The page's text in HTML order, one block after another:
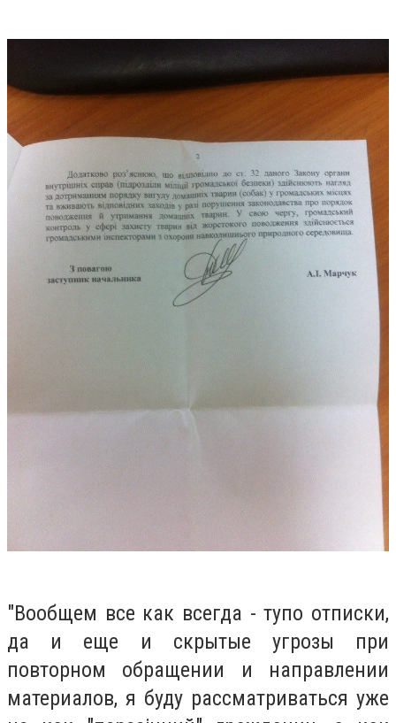
"Вообщем все как всегда - тупо отписки,
да и еще и скрытые угрозы при
повторном обращении и направлении
материалов, я буду рассматриваться уже